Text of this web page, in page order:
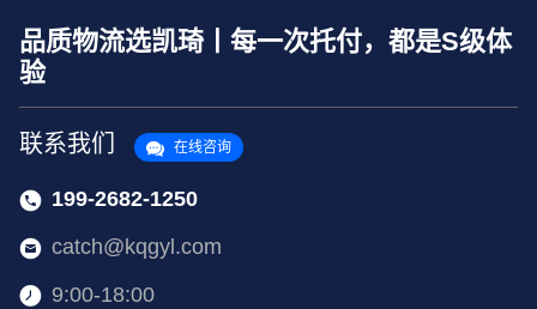
品质物流选凯琦丨每一次托付，都是S级体
验
联系我们 在线咨询
199-2682-1250
catch@kqgyl.com
9:00-18:00